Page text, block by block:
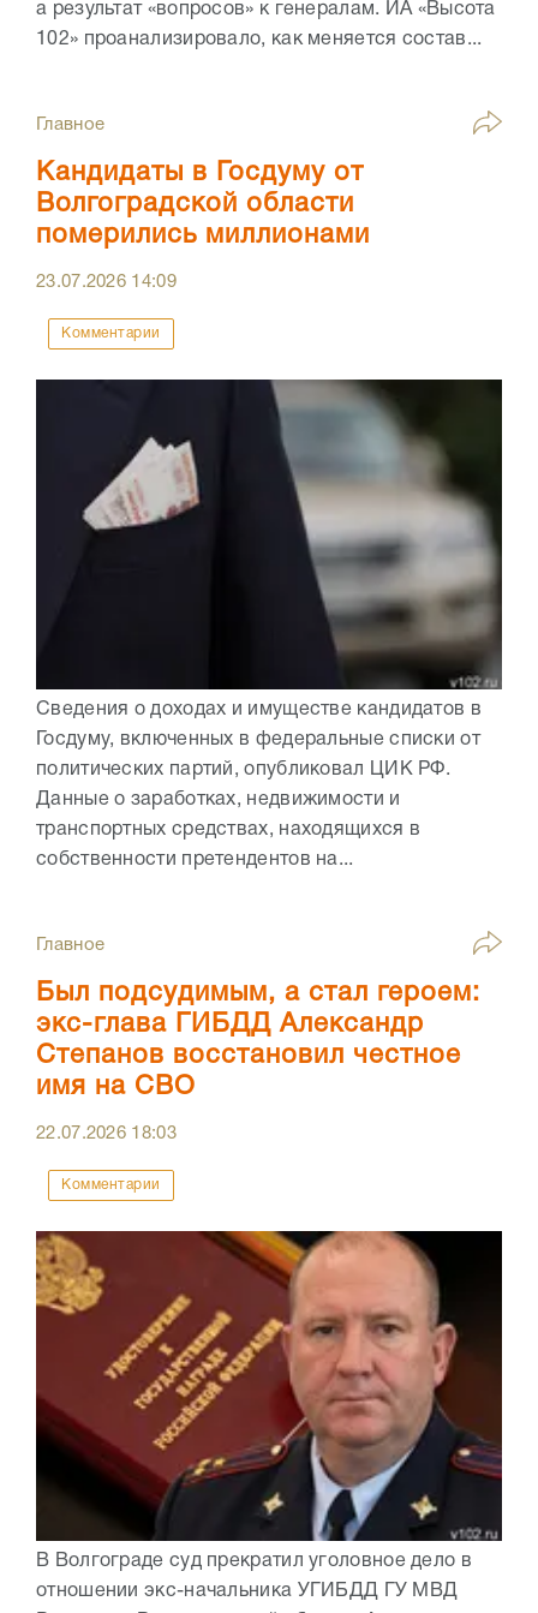
а результат «вопросов» к генералам. ИА «Высота
102» проанализировало, как меняется состав...
Главное
Кандидаты в Госдуму от
Волгоградской области
померились миллионами
23.07.2026 14:09
Комментарии
Сведения о доходах и имуществе кандидатов в
Госдуму, включенных в федеральные списки от
политических партий, опубликовал ЦИК РФ.
Данные о заработках, недвижимости и
транспортных средствах, находящихся в
собственности претендентов на...
Главное
Был подсудимым, а стал героем:
экс-глава ГИБДД Александр
Степанов восстановил честное
имя на СВО
22.07.2026 18:03
Комментарии
В Волгограде суд прекратил уголовное дело в
отношении экс-начальника УГИБДД ГУ МВД